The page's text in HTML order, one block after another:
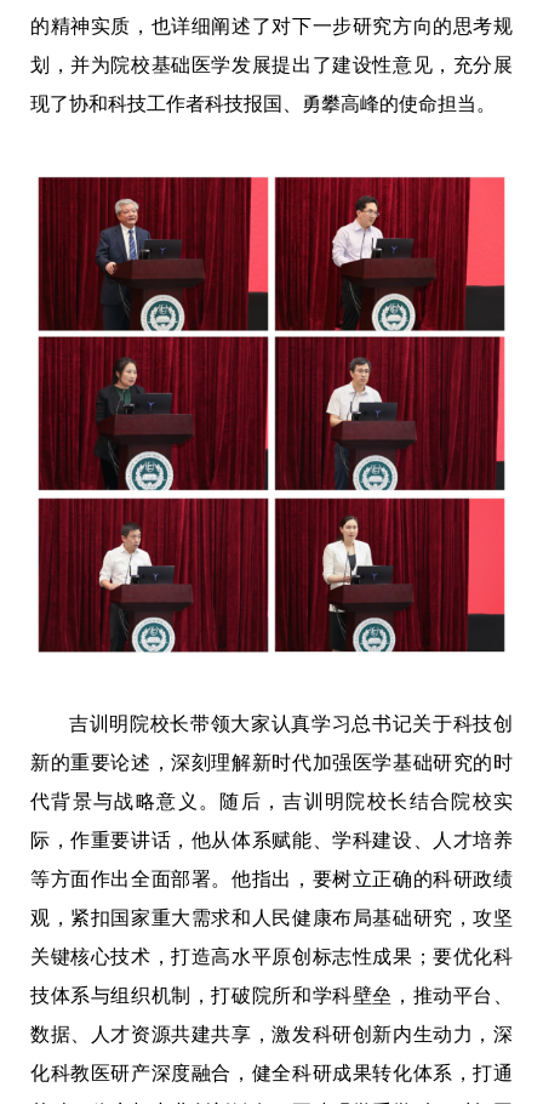
的精神实质，也详细阐述了对下一步研究方向的思考规
划，并为院校基础医学发展提出了建设性意见，充分展
现了协和科技工作者科技报国、勇攀高峰的使命担当。
吉训明院校长带领大家认真学习总书记关于科技创
新的重要论述，深刻理解新时代加强医学基础研究的时
代背景与战略意义。随后，吉训明院校长结合院校实
际，作重要讲话，他从体系赋能、学科建设、人才培养
等方面作出全面部署。他指出，要树立正确的科研政绩
观，紧扣国家重大需求和人民健康布局基础研究，攻坚
关键核心技术，打造高水平原创标志性成果；要优化科
技体系与组织机制，打破院所和学科壁垒，推动平台、
数据、人才资源共建共享，激发科研创新内生动力，深
化科教医研产深度融合，健全科研成果转化体系，打通